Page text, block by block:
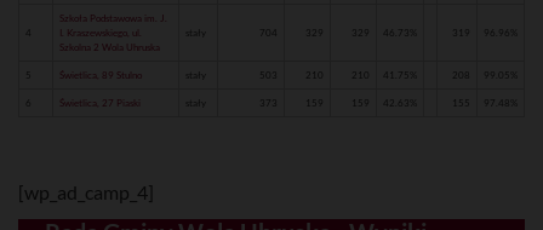
4
Szkoła Podstawowa im. J.
I. Kraszewskiego, ul.
Szkolna 2 Wola Uhruska
stały 704 329 329 46.73% 319 96.96%
Świetlica, 89 Stulno stały 210 210 41.75% 208
6 Świetlica, 27 Piaski stały 373 159 159 42.63% 155 97.48%
[wp_ad_camp_4]